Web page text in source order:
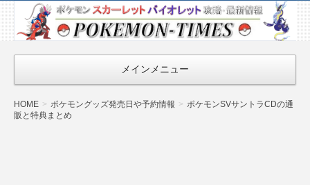
ポケモン最新
情報まとめ
『POKEMON-
TIMES』
メインメニュー
HOME ポケモングッズ発売日や予約情報
ポケモンSVサントラCDの通
販と特典まとめ